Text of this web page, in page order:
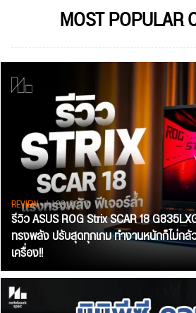
MOST POPULAR
REVIEW• Jul 28, 2026
รีวิว ASUS ROG Strix SCAR 18
ทรงพลัง ปรับสุดทุกเกม ทำงานหนักก็ไม่กลั
เครื่อง!!